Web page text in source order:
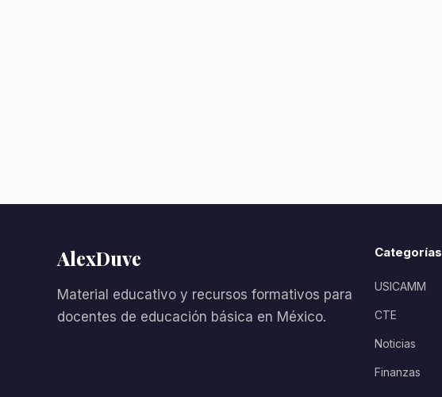
AlexDuve
Material educativo y recursos formativos para
docentes de educación básica en México.
Categorías
USICAMM
CTE
Noticias
Finanzas